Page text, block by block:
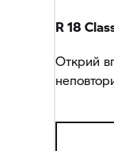
R 18
Открий